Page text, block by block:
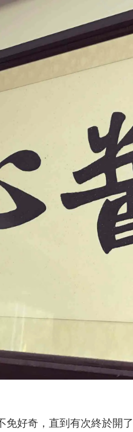
好奇，直到有次終於開